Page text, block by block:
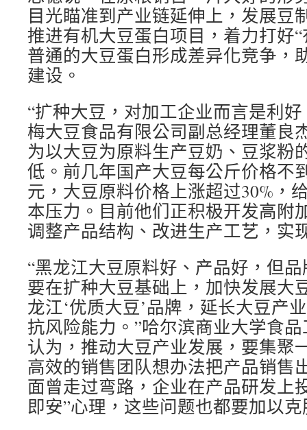
目光瞄准到产业链延伸上，发展豆
推进有机大豆蛋白项目，着力打好
普通的大豆蛋白形成差异化竞争，
建设。
“扩种大豆，对加工企业而言是利好
梅大豆食品有限公司副总经理董良
为以大豆为原料生产豆奶、豆浆粉
低。前几年国产大豆每公斤价格不
元，大豆原料价格上涨超过30%，
本压力。目前他们正积极开发高附
调整产品结构、改进生产工艺，实
“黑龙江大豆原料好、产品好，但
要在扩种大豆基础上，加快发展大
龙江‘优质大豆’品牌，延长大豆产
抗风险能力。”哈尔滨商业大学食
认为，推动大豆产业发展，要集聚
高效的销售团队想办法把产品销售
面曾走过弯路，企业在产品研发上
即安”心理，这些问题也都要加以